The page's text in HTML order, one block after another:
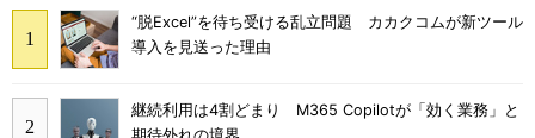
“脱Excel”を待ち受ける乱立問題 カカクコムが新ツール
導入を見送った理由
継続利用は4割どまり M365 Copilotが「効く業務」と